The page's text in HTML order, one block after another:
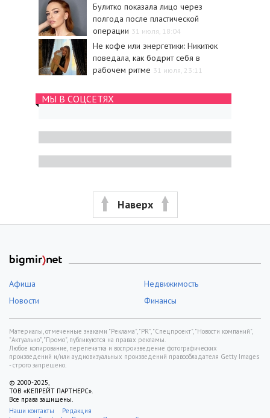
Булитко показала лицо через
полгода после пластической
операции 31 июля, 18:04
Не кофе или энергетики: Никитюк
поведала, как бодрит себя в
рабочем ритме 31 июля, 23:11
МЫ В СОЦСЕТЯХ
Наверх
Афиша
Недвижимость
Новости
Финансы
Материалы, отмеченные знаками "Реклама", "PR", "Спецпроект", "Новости компаний",
"Актуально", "Промо", публикуются на правах рекламы.
Любое копирование, перепечатка и воспроизведение фотографических
произведений и/или аудиовизуальных произведений правообладателя Getty Images
- строго запрещено.
© 2000-2025,
ТОВ «КЕПРЕЙТ ПАРТНЕРС».
Все права защищены.
Наши контакты
Редакция